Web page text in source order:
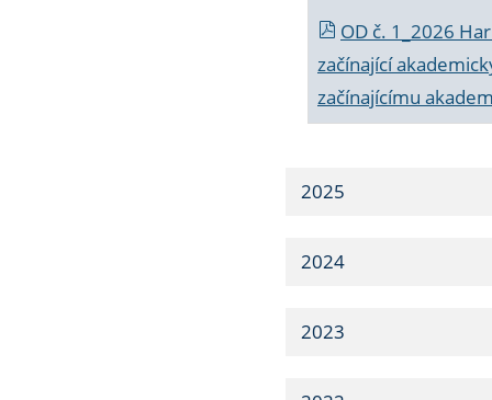
OD č. 1_2026
začínající
začínajícímu
2025
2024
2023